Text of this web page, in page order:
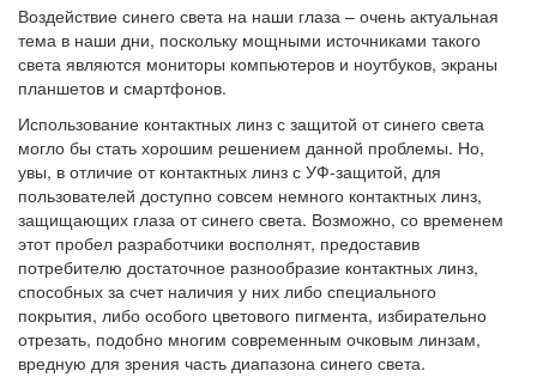
Воздействие синего света на наши глаза – очень актуальная
тема в наши дни, поскольку мощными источниками такого
света являются мониторы компьютеров и ноутбуков, экраны
планшетов и смартфонов.
Использование контактных линз с защитой от синего света
могло бы стать хорошим решением данной проблемы. Но,
увы, в отличие от контактных линз с УФ-защитой, для
пользователей доступно совсем немного контактных линз,
защищающих глаза от синего света. Возможно, со временем
этот пробел разработчики восполнят, предоставив
потребителю достаточное разно­образие контактных линз,
способных за счет наличия у них либо спе­циального
покрытия, либо особого цветового пигмента, избирательно
отрезать, подобно многим современным очковым линзам,
вредную для зрения часть диапазона синего света.